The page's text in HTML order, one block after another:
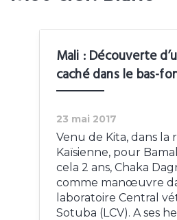
Mali : Découverte
caché dans le bas-
23 mai 2017
Venu de Kita, dans la
Kaïsienne, pour
cela 2 ans, Chaka
comme manœuvre
laboratoire Central
Sotuba (LCV). A ses